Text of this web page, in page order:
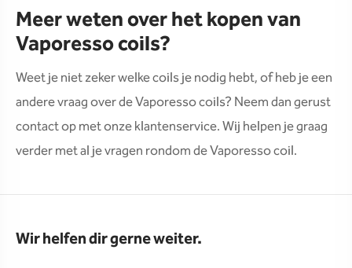
Meer weten over het kopen van
Vaporesso coils?
Weet je niet zeker welke coils je nodig hebt, of heb je een
andere vraag over de Vaporesso coils? Neem dan gerust
contact op met onze klantenservice. Wij helpen je graag
verder met al je vragen rondom de Vaporesso coil.
Wir helfen dir gerne weiter.